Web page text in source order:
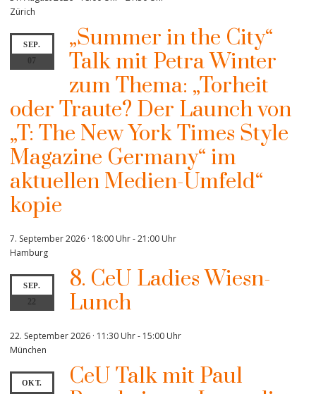
Zürich
SEP.
07
„Summer in the City“
Talk mit Petra Winter
zum Thema: „Torheit
oder Traute? Der Launch von
„T: The New York Times Style
Magazine Germany“ im
aktuellen Medien-Umfeld“
kopie
7. September 2026 · 18:00 Uhr-21:00 Uhr
Hamburg
SEP.
22
8. CeU Ladies Wiesn-
Lunch
22. September 2026 · 11:30 Uhr- 15:00 Uhr
München
OKT.
CeU Talk mit Paul